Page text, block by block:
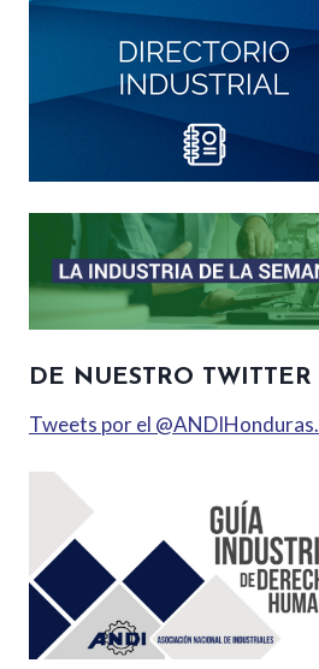
DE NUESTRO TWITTER
Tweets por el @ANDIHonduras.